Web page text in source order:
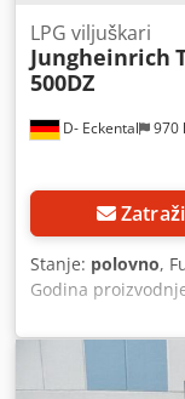
D- Eckental 970
LPG viljuškari
Jungheinrich
500DZ
Stanje: polovno,
Godina
1.700 mm, vrsta
građevinska visina:
viljuškara:1.120